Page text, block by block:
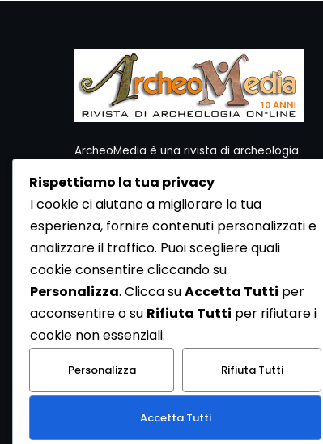
ArcheoMedia è una rivista di archeologia
Per contattare la Redazione potete utilizzare i
seguenti recapiti:
Redazione ArcheoMedia c/o Mediares S.c.
Via Gioberti 80/D - 10128 Torino
Tel 011.5806363 - Fax 011.5808561
http://www.mediares.to.it
http://www.didatticatorino.it
Rispettiamo la tua privacy
I cookie ci aiutano a migliorare la tua
esperienza, fornire contenuti personalizzati e
analizzare il traffico. Puoi scegliere quali
cookie consentire cliccando su
Personalizza. Clicca suAccetta Tutti per
acconsentire o su Rifiuta Tutti per rifiutare i
cookie non essenziali.
Personalizza Rifiuta Tutti
Accetta Tutti